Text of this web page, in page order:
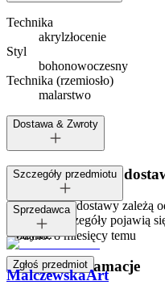
Technika
akrylzłocenie
Styl
bohonowoczesny
Technika (rzemiosło)
malarstwo
Dostawa & Zwroty
Dostępne metody
Opcje i koszt dostawy zależą
dostawy. Szczegóły pojawią
koszyku.
Zwroty i reklamacje
Szczegóły przedmiotu
Tagi:
Dodano:8 miesięcy temu
Zgłoś przedmiot
Sprzedawca
MalczewskaArt